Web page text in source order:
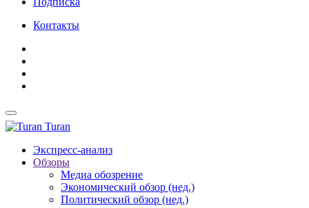
Контакты
Turan
Экспресс-анализ
Обзоры
Медиа обозрение
Экономический обзор (нед.)
Политический обзор (нед.)